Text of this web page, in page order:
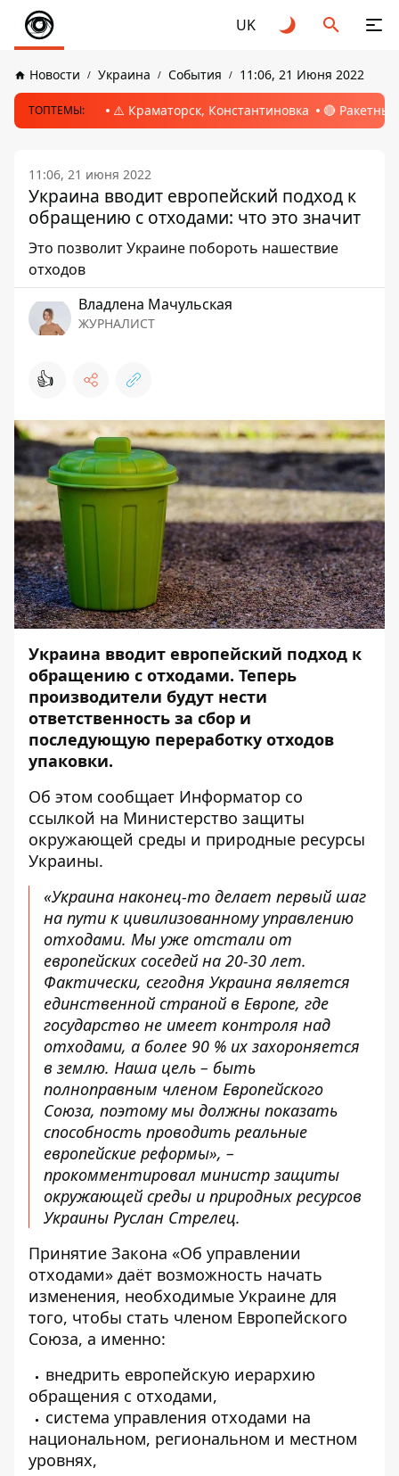
UK
Новости Украина События 11:06, 21 Июня 2022
ТОПТЕМЫ: ⚠️ Краматорск, Константиновка 🔴
11:06, 21 июня 2022
Украина вводит европейский подход к
обращению с отходами: что это значит
Это позволит Украине побороть нашествие
отходов
Владлена Мачульская
ЖУРНАЛИСТ
👍
Украина вводит европейский подход к
обращению с отходами. Теперь
производители будут нести
ответственность за сбор и
последующую переработку отходов
упаковки.
Об этом сообщает Информатор со
ссылкой на Министерство защиты
окружающей среды и природные ресурсы
Украины.
«Украина наконец-то делает первый шаг
на пути к цивилизованному управлению
отходами. Мы уже отстали от
европейских соседей на 20-30 лет.
Фактически, сегодня Украина является
единственной страной в Европе, где
государство не имеет контроля над
отходами, а более 90 % их захороняется
в землю. Наша цель – быть
полноправным членом Европейского
Союза, поэтому мы должны показать
способность проводить реальные
европейские реформы», –
прокомментировал министр защиты
окружающей среды и природных ресурсов
Украины Руслан Стрелец.
Принятие Закона «Об управлении
отходами» даёт возможность начать
изменения, необходимые Украине для
того, чтобы стать членом Европейского
Союза, а именно:
внедрить европейскую иерархию
обращения с отходами,
система управления отходами на
национальном, региональном и местном
уровнях,